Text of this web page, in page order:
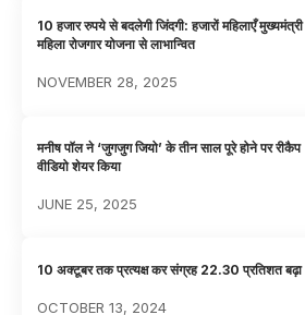
10 हजार रुपये से बदलेगी जिंदगी: हजारों महिलाएँ मुख्यमंत्री
महिला रोजगार योजना से लाभान्वित
NOVEMBER 28, 2025
मनीष पॉल ने ‘जुगजुग जियो’ के तीन साल पूरे होने पर रीकैप
वीडियो शेयर किया
JUNE 25, 2025
10 अक्टूबर तक प्रत्यक्ष कर संग्रह 22.30 प्रतिशत बढ़ा
OCTOBER 13, 2024